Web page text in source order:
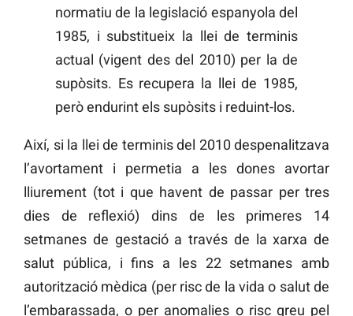
normatiu de la legislació espanyola del
1985, i substitueix la llei de terminis
actual (vigent des del 2010) per la de
supòsits. Es recupera la llei de 1985,
però endurint els supòsits i reduint-los.
Així, si la llei de terminis del 2010 despenalitzava
l’avortament i permetia a les dones avortar
lliurement (tot i que havent de passar per tres
dies de reflexió) dins de les primeres 14
setmanes de gestació a través de la xarxa de
salut pública, i fins a les 22 setmanes amb
autorització mèdica (per risc de la vida o salut de
l’embarassada, o per anomalies o risc greu pel